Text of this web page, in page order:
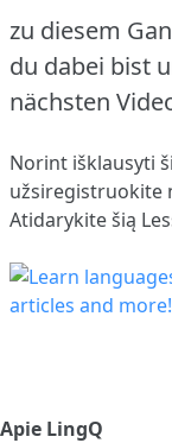
zu diesem
du dabei bist
nächsten
Norint išklausyti
užsiregistruokite
Atidarykite šią
Apie LingQ